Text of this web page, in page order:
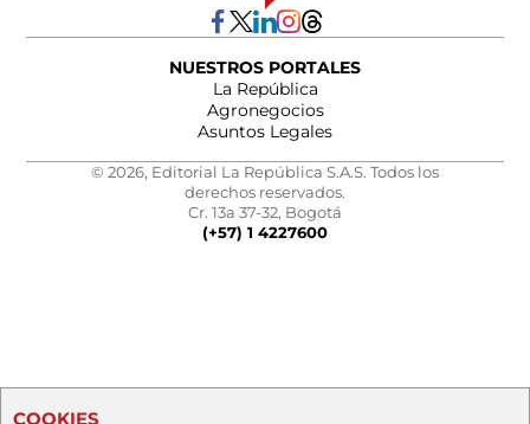
NUESTROS PORTALES
La República
Agronegocios
Asuntos Legales
© 2026, Editorial La República S.A.S. Todos los
derechos reservados.
Cr. 13a 37-32, Bogotá
(+57) 1 4227600
COOKIES